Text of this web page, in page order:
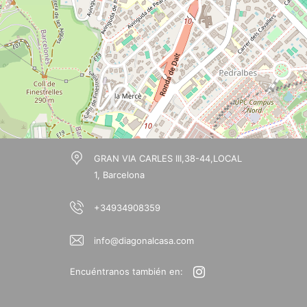
GRAN VIA CARLES III,38-44,LOCAL
1, Barcelona
+34934908359
info@diagonalcasa.com
Encuéntranos también en: